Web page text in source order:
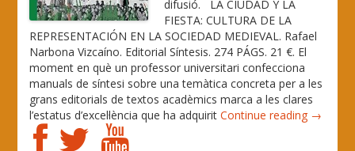
difusió. LA CIUDAD Y LA
FIESTA: CULTURA DE LA
REPRESENTACIÓN EN LA SOCIEDAD MEDIEVAL. Rafael
Narbona Vizcaíno. Editorial Síntesis. 274 PÁGS. 21 €. El
moment en què un professor universitari confecciona
manuals de síntesi sobre una temàtica concreta per a les
grans editorials de textos acadèmics marca a les clares
l’estatus d’excel·lència que ha adquiritContinue reading →